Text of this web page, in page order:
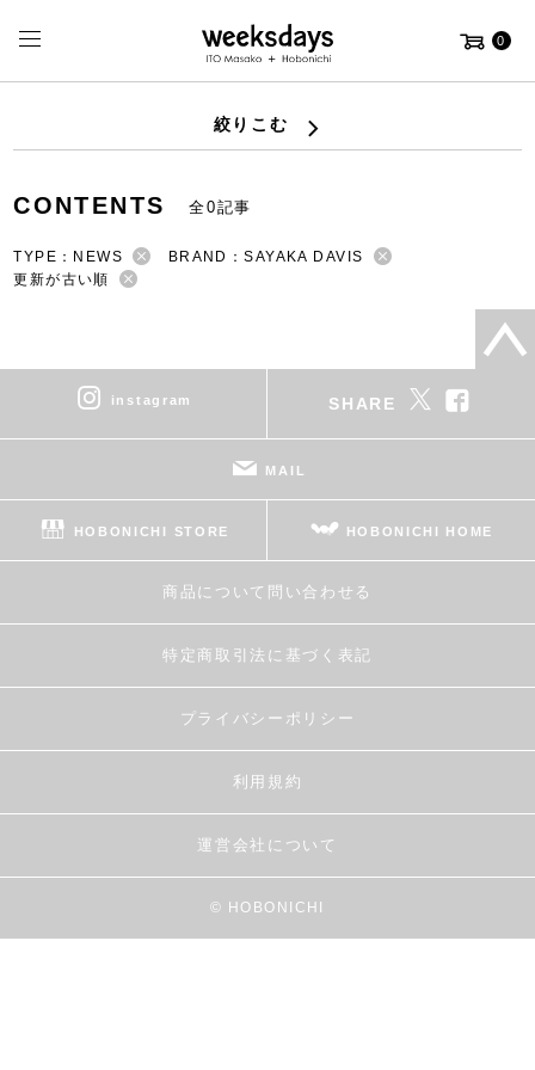
0
絞りこむ
CONTENTS 全0記事
TYPE：NEWS
BRAND：SAYAKA DAVIS
更新が古い順
instagram SHARE
MAIL
HOBONICHI STORE HOBONICHI HOME
商品について問い合わせる
特定商取引法に基づく表記
プライバシーポリシー
利用規約
運営会社について
© HOBONICHI